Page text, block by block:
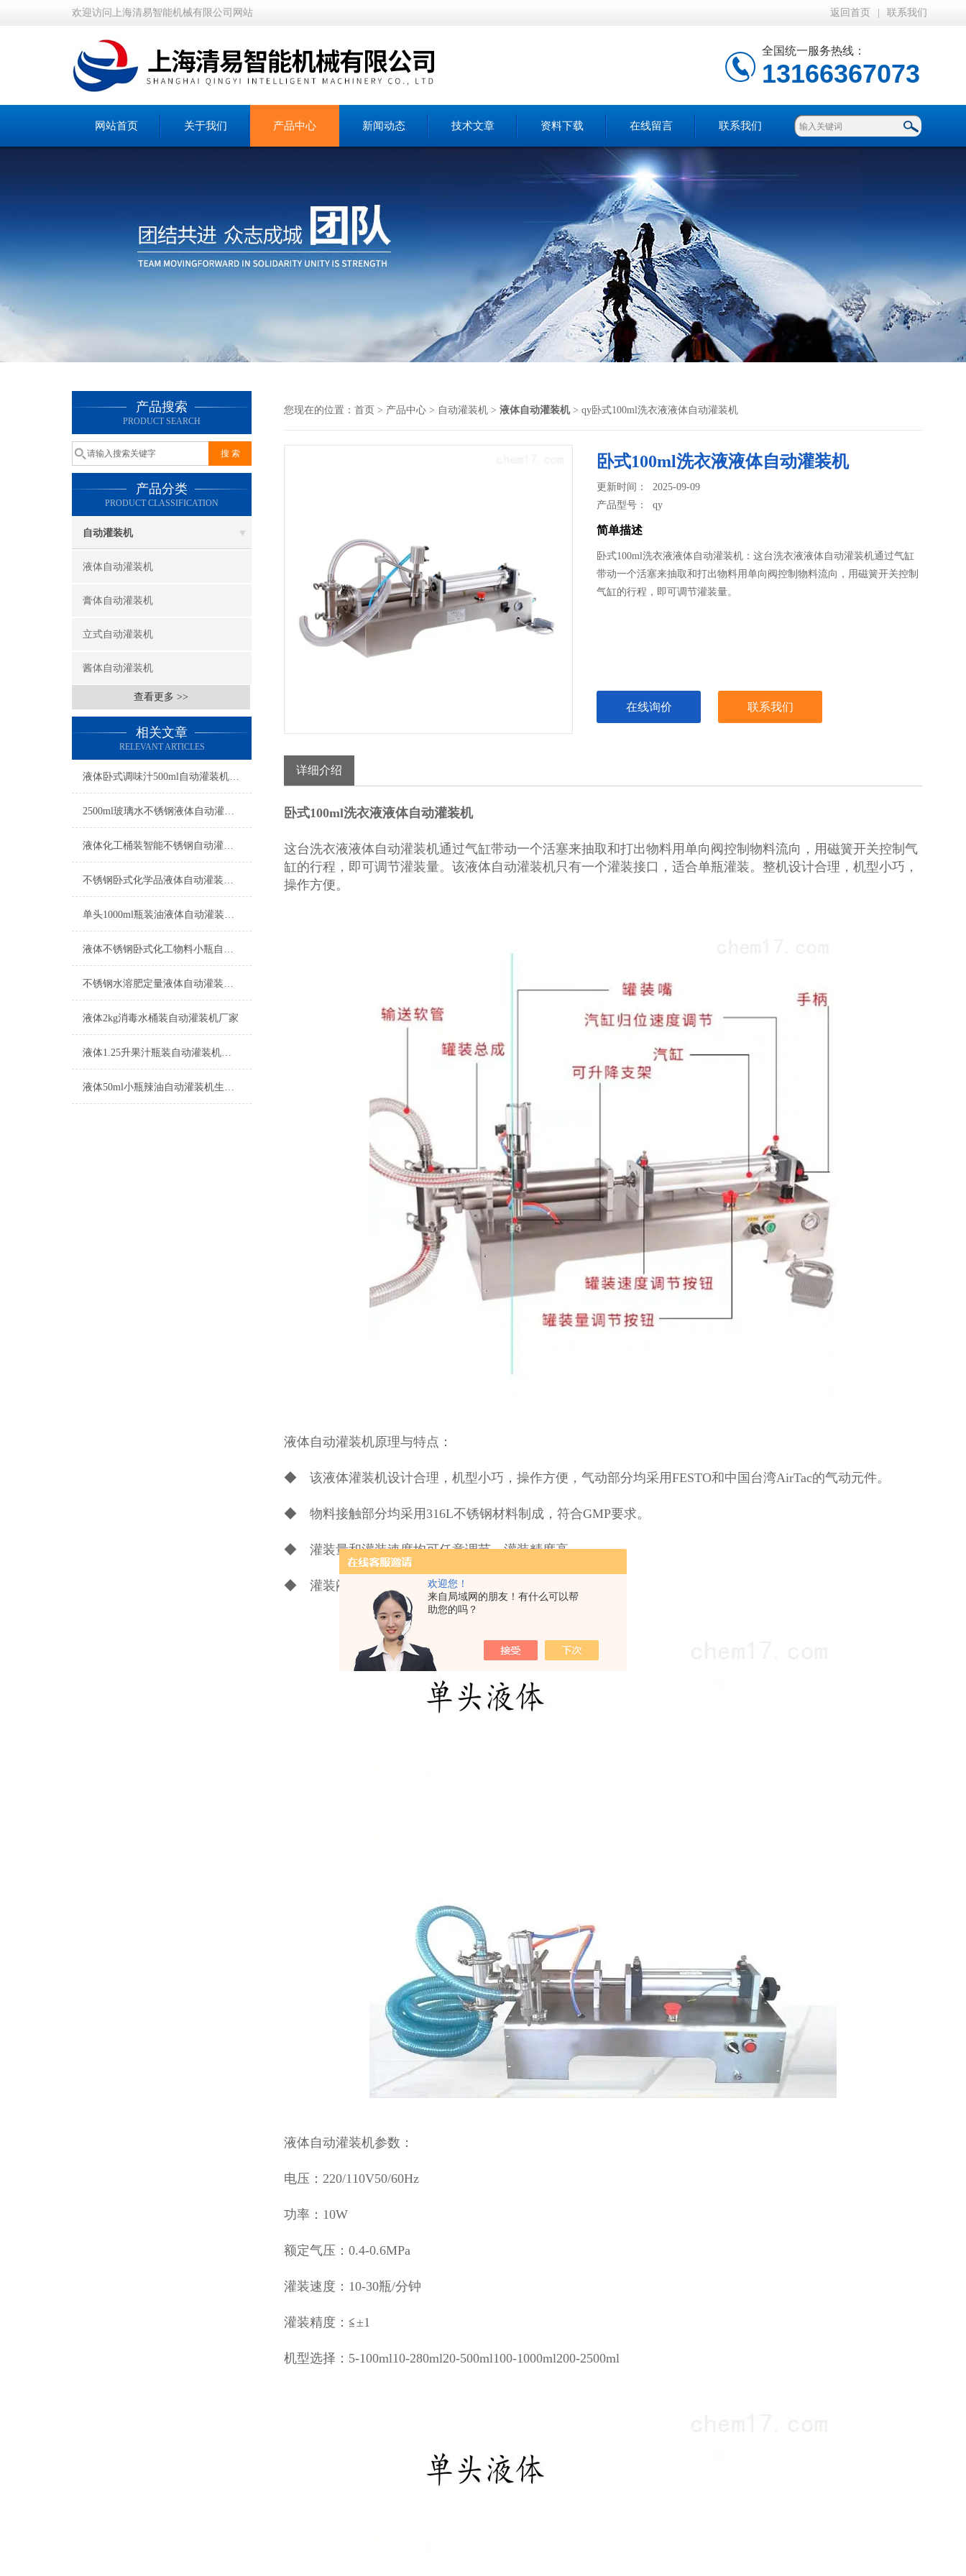
欢迎您！
来自局域网的朋友！有什么可以帮
助您的吗？
欢迎访问上海清易智能机械有限公司网站 返回首页 联系我们
全国统一服务热线：
13166367073
网站首页 关于我们 产品中心 新闻动态 技术文章 资料下载 在线留言 联系我们
产品搜索
PRODUCT SEARCH
产品分类
PRODUCT CLASSIFICATION
自动灌装机
液体自动灌装机
膏体自动灌装机
立式自动灌装机
酱体自动灌装机
查看更多 >>
相关文章
RELEVANT ARTICLES
液体卧式调味汁500ml自动灌装机工厂生产
2500ml玻璃水不锈钢液体自动灌装机操作简单
液体化工桶装智能不锈钢自动灌装机操作简单
不锈钢卧式化学品液体自动灌装机操作简单
单头1000ml瓶装油液体自动灌装机参数
液体不锈钢卧式化工物料小瓶自动灌装机参数
不锈钢水溶肥定量液体自动灌装机生产厂家
液体2kg消毒水桶装自动灌装机厂家
液体1.25升果汁瓶装自动灌装机功能介绍
液体50ml小瓶辣油自动灌装机生产厂家
您现在的位置： 首页 > 产品中心 > 自动灌装机 > 液体自动灌装机> qy卧式100ml洗衣液液体自动灌装机
卧式100ml洗衣液液体自动灌装机
更新时间： 2025-09-09
产品型号：qy
简单描述
卧式100ml洗衣液液体自动灌装机：这台洗衣液液体自动灌装机​通过气缸
带动一个活塞来抽取和打出物料用单向阀控制物料流向，用磁簧开关控制
气缸的行程，即可调节灌装量。
在线询价 联系我们
详细介绍
卧式100ml洗衣液液体自动灌装机
这台洗衣液液体自动灌装机通过气缸带动一个活塞来抽取和打出物料用单向阀控制物料流向，用磁簧开关控制气
缸的行程，即可调节灌装量。该液体自动灌装机只有一个灌装接口，适合单瓶灌装。整机设计合理，机型小巧，
操作方便。
液体自动灌装机原理与特点：
◆ 该液体灌装机设计合理，机型小巧，操作方便，气动部分均采用FESTO和中国台湾AirTac的气动元件。
◆ 物料接触部分均采用316L不锈钢材料制成，符合GMP要求。
◆ 灌装量和灌装速度均可任意调节，灌装精度高。
◆ 灌装闷头采用防滴漏及升降灌装装置。
液体自动灌装机参数：
电压：220/110V50/60Hz
功率：10W
额定气压：0.4-0.6MPa
灌装速度：10-30瓶/分钟
灌装精度：≦±1
机型选择：5-100ml10-280ml20-500ml100-1000ml200-2500ml